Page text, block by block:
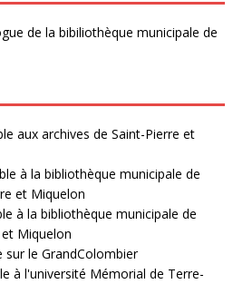
de la bibiliothèque municipale de
aux archives de Saint-Pierre et
à la bibliothèque municipale de
et Miquelon
à la bibliothèque municipale de
Miquelon
sur le GrandColombier
à l'université Mémorial de Terre-